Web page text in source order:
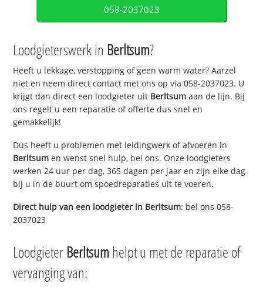
058-2037023
Loodgieterswerk in Berltsum?
Heeft u lekkage, verstopping of geen warm water? Aarzel
niet en neem direct contact met ons op via 058-2037023. U
krijgt dan direct een loodgieter uit Berltsum aan de lijn. Bij
ons regelt u een reparatie of offerte dus snel en
gemakkelijk!
Dus heeft u problemen met leidingwerk of afvoeren in
Berltsum en wenst snel hulp, bel ons. Onze loodgieters
werken 24 uur per dag, 365 dagen per jaar en zijn elke dag
bij u in de buurt om spoedreparaties uit te voeren.
Direct hulp van een loodgieter in Berltsum: bel ons 058-
2037023
Loodgieter Berltsumhelpt u met de reparatie of
vervanging van: